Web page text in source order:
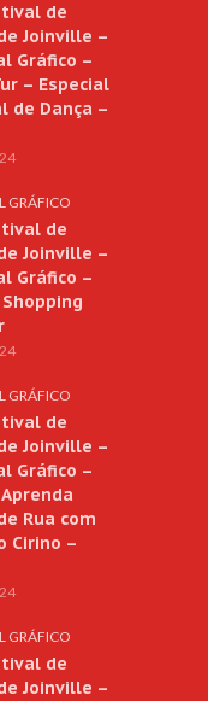
de
Joinville –
Gráfico –
– Especial
de Dança –
GRÁFICO
de
Joinville –
Gráfico –
GRÁFICO
de
Joinville –
Gráfico –
Rua com
Cirino –
GRÁFICO
de
Joinville –